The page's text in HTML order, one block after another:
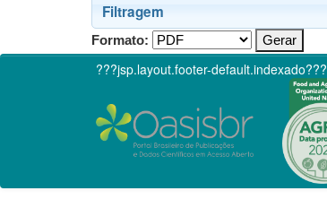
Filtragem
Formato:
???jsp.layout.footer-default.indexado???